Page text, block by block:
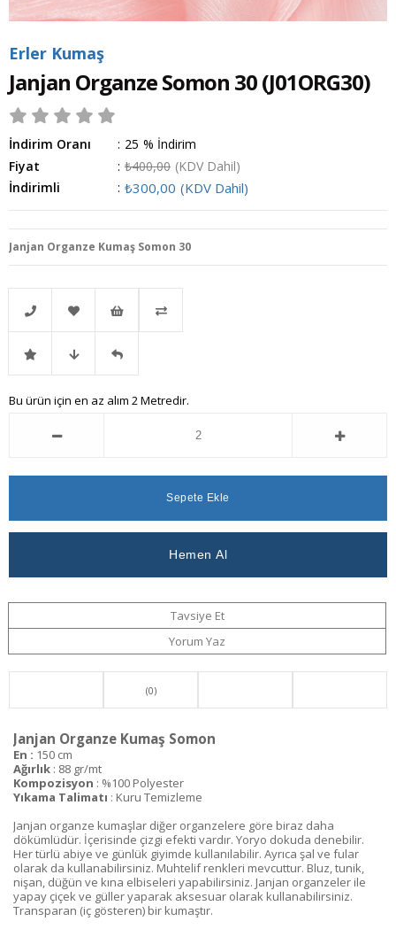
Erler Kumaş
Janjan Organze Somon 30(J01ORG30)
İndirim Oranı : %
25
İndirim
Fiyat
: ₺400,00 (KDV Dahil)
İndirimli
: ₺300,00 (KDV Dahil)
Janjan Organze Kumaş Somon 30
Telefonla
Sipariş
Favorilere
Ekle
İstek
Listeme
İndirimli Fiyat
Ver
Gelince
Bu ürün için en az alım 2 Metredir.
Tavsiye Et
Yorum Yaz
(0)
Janjan Organze Kumaş Somon
En : 150 cm
Ağırlık : 88 gr/mt
Kompozisyon : %100 Polyester
Yıkama Talimatı : Kuru Temizleme
Janjan organze kumaşlar diğer organzelere göre biraz daha
dökümlüdür. İçerisinde çizgi efekti vardır. Yoryo dokuda denebilir.
Her türlü abiye ve günlük giyimde kullanılabilir. Ayrıca şal ve fular
olarak da kullanabilirsiniz. Muhtelif renkleri mevcuttur. Bluz, tunik,
nişan, düğün ve kına elbiseleri yapabilirsiniz. Janjan organzeler ile
yapay çiçek ve güller yaparak aksesuar olarak kullanabilirsiniz.
Transparan (iç gösteren) bir kumaştır.